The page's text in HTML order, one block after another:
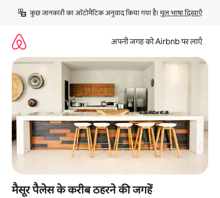
छोड़कर
कॉन्टेंट
कुछ जानकारी का ऑटोमैटिक अनुवाद किया गया है। मूल भाषा दिखाएँ
अपनी जगह को Airbnb पर लाएँ
मैसूर पैलेस के करीब ठहरने की जगहें